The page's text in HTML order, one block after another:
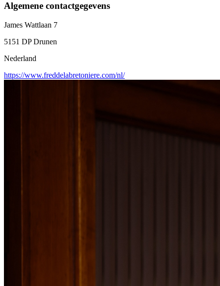
Algemene contactgegevens
James Wattlaan 7
5151 DP Drunen
Nederland
https://www.freddelabretoniere.com/nl/